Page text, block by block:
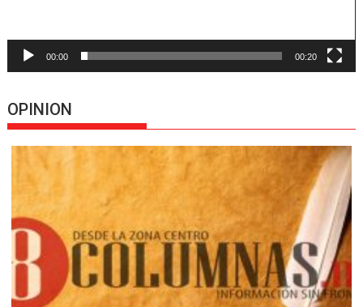
00:00 00:20
OPINION